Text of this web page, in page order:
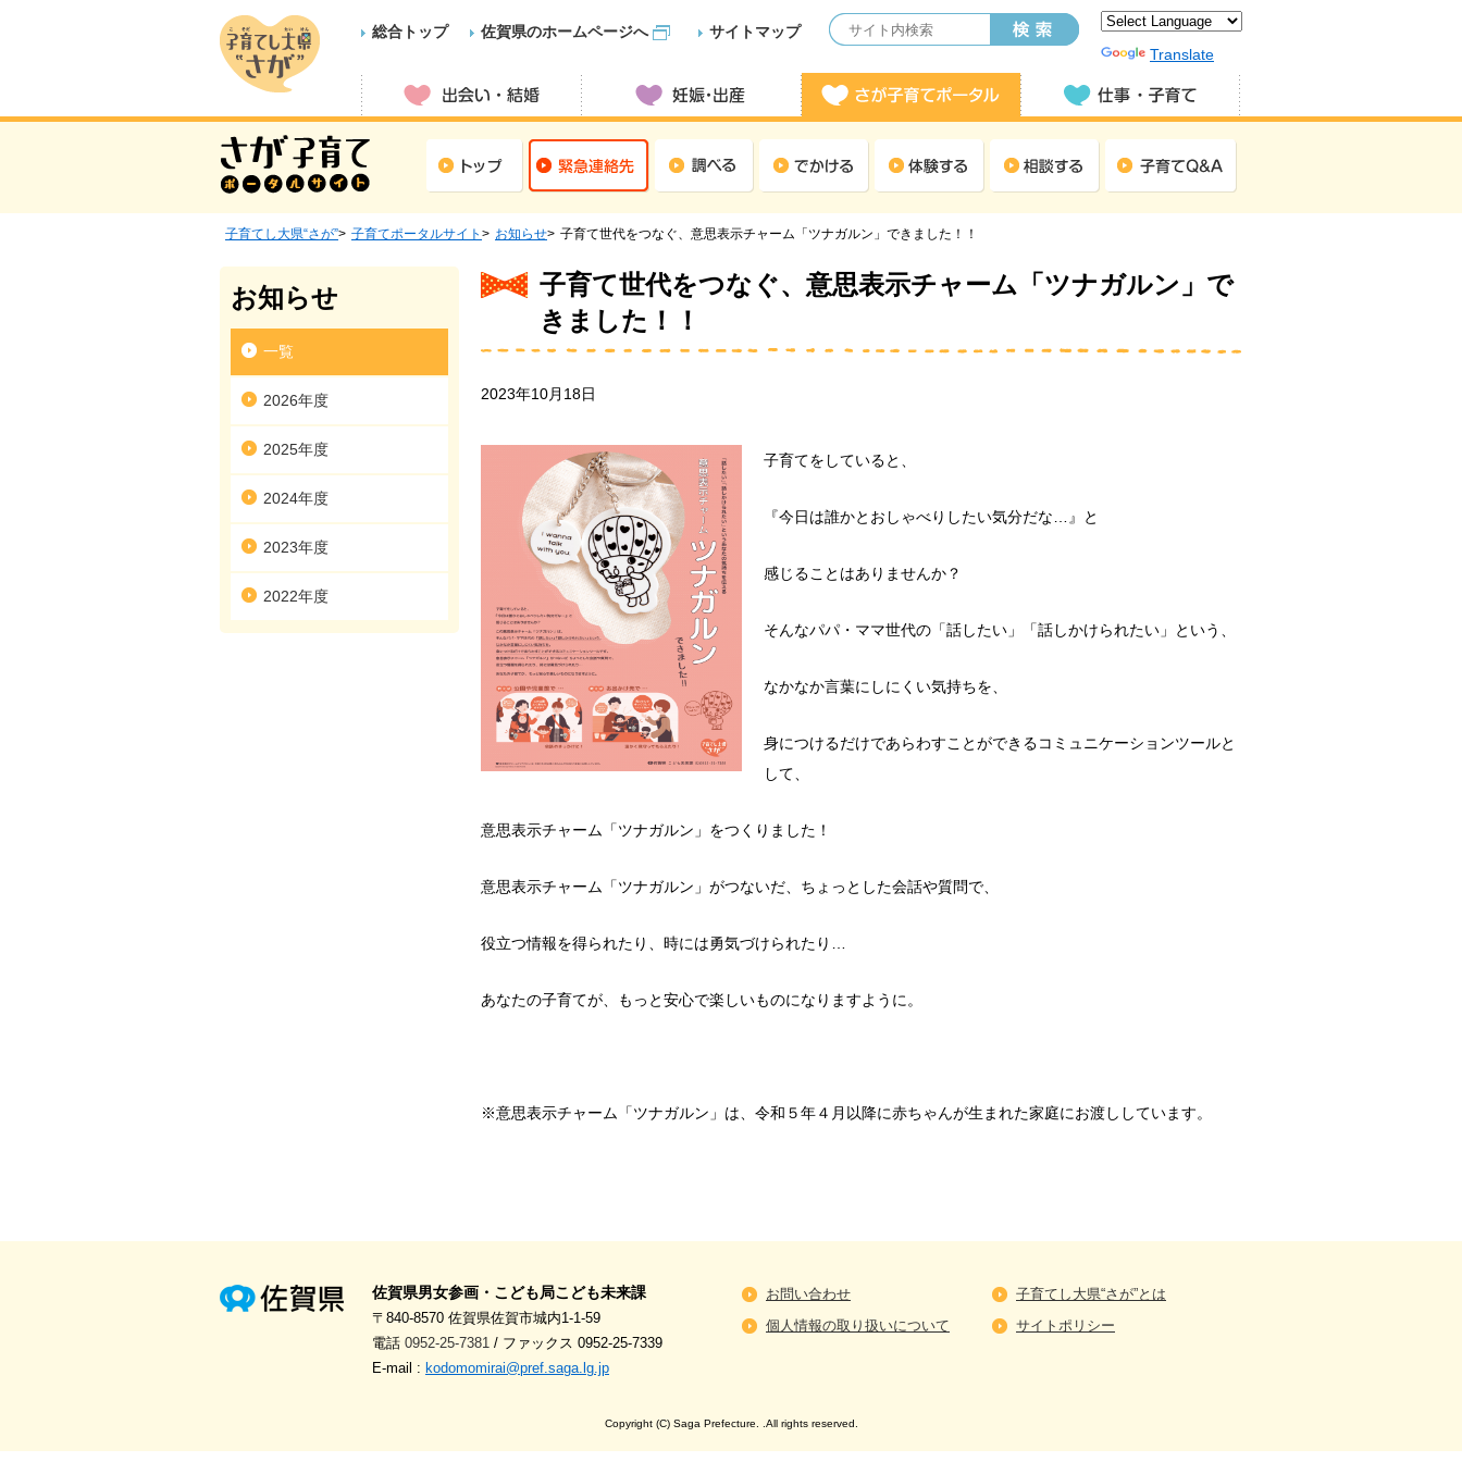
総合トップ 佐賀県のホームページへ サイトマップ
Translate
子育てし大県“さが” 子育てポータルサイト お知らせ 子育て世代をつなぐ、意思表示チャーム「ツナガルン」できました！！
子育て世代をつなぐ、意思表示チャーム「ツナガルン」で
きました！！
2023年10月18日
子育てをしていると、
『今日は誰かとおしゃべりしたい気分だな…』と
感じることはありませんか？
そんなパパ・ママ世代の「話したい」「話しかけられたい」という、
なかなか言葉にしにくい気持ちを、
身につけるだけであらわすことができるコミュニケーションツールと
して、
意思表示チャーム「ツナガルン」をつくりました！
意思表示チャーム「ツナガルン」がつないだ、ちょっとした会話や質問で、
役立つ情報を得られたり、時には勇気づけられたり…
あなたの子育てが、もっと安心で楽しいものになりますように。
※意思表示チャーム「ツナガルン」は、令和５年４月以降に赤ちゃんが生まれた家庭にお渡ししています。
お知らせ
一覧
2026年度
2025年度
2024年度
2023年度
2022年度
お問い合わせ
子育てし大県“さが”とは
個人情報の取り扱いについて
サイトポリシー
佐賀県男女参画・こども局こども未来課
〒840-8570 佐賀県佐賀市城内1-1-59
電話 0952-25-7381 / ファックス 0952-25-7339
E-mail : kodomomirai@pref.saga.lg.jp
Copyright (C) Saga Prefecture. .All rights reserved.